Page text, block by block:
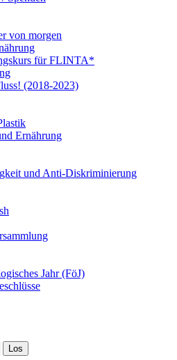
von morgen
für FLINTA*
(2018-2023)
Ernährung
und Anti-Diskriminierung
Jahr (FöJ)